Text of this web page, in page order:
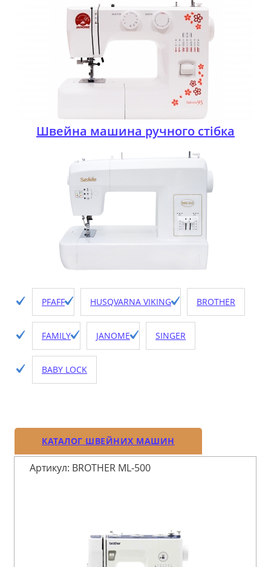
Швейна машина ручного стібка
PFAFF HUSQVARNA VIKING BROTHER
FAMILY JANOME SINGER
BABY LOCK
КАТАЛОГ ШВЕЙНИХ МАШИН
Артикул: BROTHER ML-500